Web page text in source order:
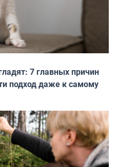
7 главных причин
подход даже к самому